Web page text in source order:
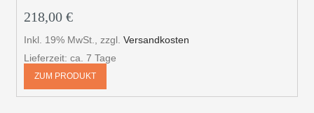
218,00 €
Inkl. 19% MwSt. ,zzgl.Versandkosten
Lieferzeit: ca. 7 Tage
ZUM PRODUKT